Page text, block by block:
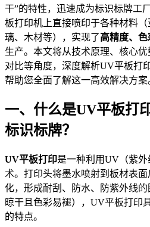
干”的特性，迅速成为标识标牌工
板打印机上直接喷印于各种材料
璃、木材等），实现了高精度、
生产。本文将从技术原理、核心
对比等角度，深度解析UV平板打
帮助您全面了解这一高效解决方案
一、什么是UV平板打
标识标牌？
UV平板打印是一种利用UV（紫
术。打印头将墨水喷射到板材表
化，形成耐刮、防水、防紫外线
晾干且色彩易褪），UV平板打印
的特点。